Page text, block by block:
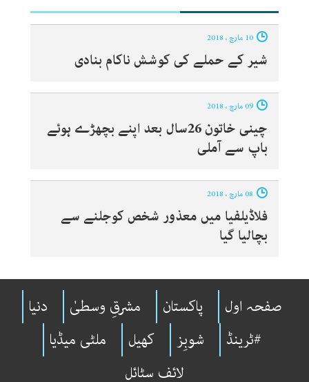
شیر کے حملے کی کوشش ناکام بنادی
چینی خاتون 26سال بعد اپنے بچھڑے ہوئے
باپ سے آملی
فلاڈیلفیا میں معذور شخص کوجلنے سے
بچالیا گیا
صفحہ اول پاکستان مشرقِ وسطیٰ
دنیا
#ٹرینڈ
شوبِز کھیل
ملٹی میڈیا
لائف سٹائل